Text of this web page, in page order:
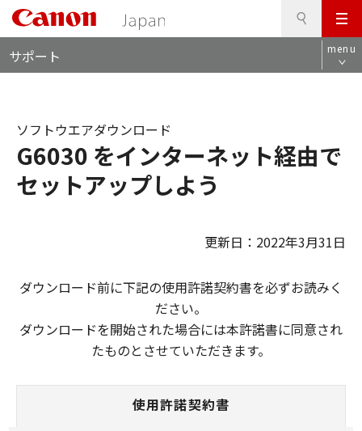
メ
ニ
ュ
サポート menu
G6030 をインターネット経由で
セットアップしよう
ソフトウエアダウンロード
更新日：2022年3月31日
ダウンロード前に下記の使用許諾契約書を必ずお読みく
ださい。
ダウンロードを開始された場合には本許諾書に同意され
たものとさせていただきます。
使用許諾契約書